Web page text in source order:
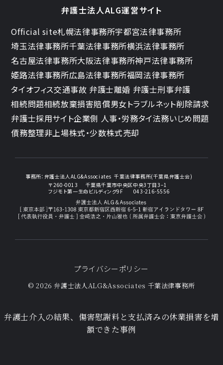
弁護士介入の結果、傷害慰謝料と支払済みの休業損害を増
額できた事例
弁護士法人ALG運営サイト
Official site札幌法律事務所宇都宮法律事務所
埼玉法律事務所千葉法律事務所横浜法律事務所
名古屋法律事務所大阪法律事務所神戸法律事務所
姫路法律事務所広島法律事務所福岡法律事務所
タイオフィス交通事故 弁護士離婚 弁護士刑事弁護
相続問題相続放棄損害賠償男女トラブルネット削除請求
弁護士採用サイト企業側 人事・労務タイ法務いじめ問題
債務整理非上場株式・少数株式売却
事務所： 弁護士法人ALG&Associates 千葉法律事務所(千葉県弁護士会)
〒260-0013
千葉県千葉市中央区中央3丁目3−1
フジモト第一生命ビルディング9F
043-216-5556
プライバシーポリシー
© 2026 弁護士法人ALG&Associates 千葉法律事務所